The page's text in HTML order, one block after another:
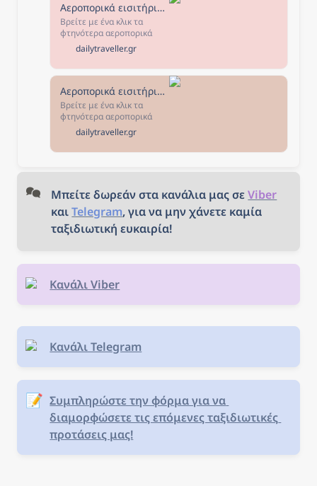
Αεροπορικά εισιτήρια από Αθήνα - The Daily Traveller
Βρείτε με ένα κλικ τα
φτηνότερα αεροπορικά
εισιτήρια από Αθήνα για
τους αγαπημένους σας
προορισμούς! Επιλέξτε τον
προορισμό που σας
ενδιαφέρει, κλείστε τα
εισιτήριά σας και... καλό
ταξίδι!
dailytraveller.gr
Αεροπορικά εισιτήρια από Θεσσαλονίκη - The Daily Traveller
Βρείτε με ένα κλικ τα
φτηνότερα αεροπορικά
εισιτήρια από Θεσσαλονίκη
για τους αγαπημένους σας
προορισμούς! Επιλέξτε τον
ταξίδι!
dailytraveller.gr
Μπείτε δωρεάν στα κανάλια μας σε Viber
και Telegram, για να μην χάνετε καμία
ταξιδιωτική ευκαιρία!
Κανάλι Viber
Κανάλι Telegram
📝 Συμπληρώστε την φόρμα για να
διαμορφώσετε τις επόμενες ταξιδιωτικές
προτάσεις μας!